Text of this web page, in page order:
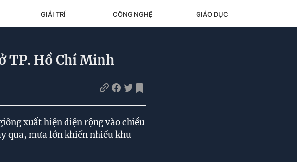
GIẢI TRÍ CÔNG NGHỆ GIÁO DỤC
TP. Hồ Chí Minh
xuất hiện diện rộng vào chiều
qua, mưa lớn khiến nhiều khu